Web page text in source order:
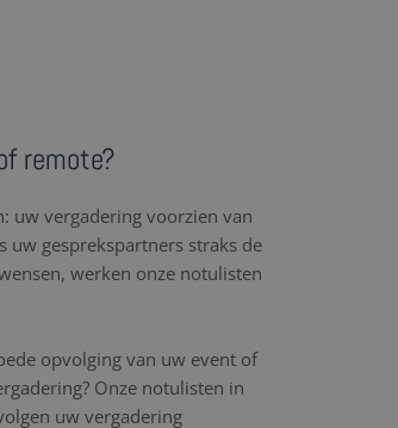
remote?
uw vergadering voorzien van
uw gesprekspartners straks de
werken onze notulisten
opvolging van uw event of
Onze notulisten in
uw vergadering